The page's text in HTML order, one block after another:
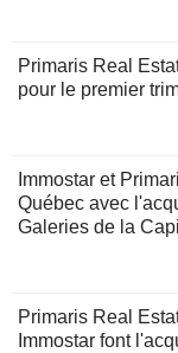
Primaris Real
pour le premier
Immostar et
Québec avec
Galeries de la
Primaris Real
Immostar font